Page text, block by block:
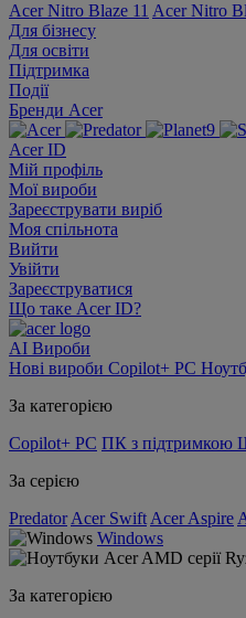
Acer Nitro Blaze 11 Acer Nitro
Для бізнесу
Для освіти
Підтримка
Події
Бренди Acer
Acer ID
Мій профіль
Мої вироби
Зареєструвати виріб
Моя спільнота
Вийти
Увійти
Зареєструватися
Що таке Acer ID?
AI Вироби
Нові вироби Copilot+ PC
За категорією
Copilot+ PC ПК з підтримкою
За серією
Predator Acer Swift Acer Aspire
Windows
За категорією